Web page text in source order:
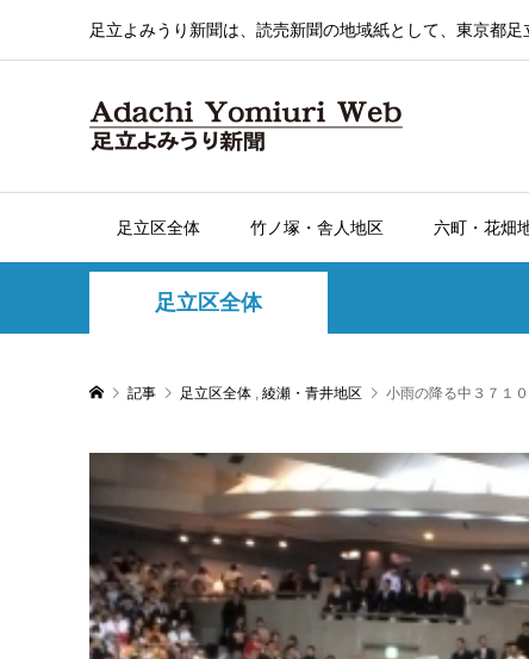
足立よみうり新聞は、読売新聞の地域紙として、東京都
足立区全体 竹ノ塚・舎人地区 六町・花畑
足立区全体
記事 足立区全体 , 綾瀬・青井地区 小雨の降る中３７１